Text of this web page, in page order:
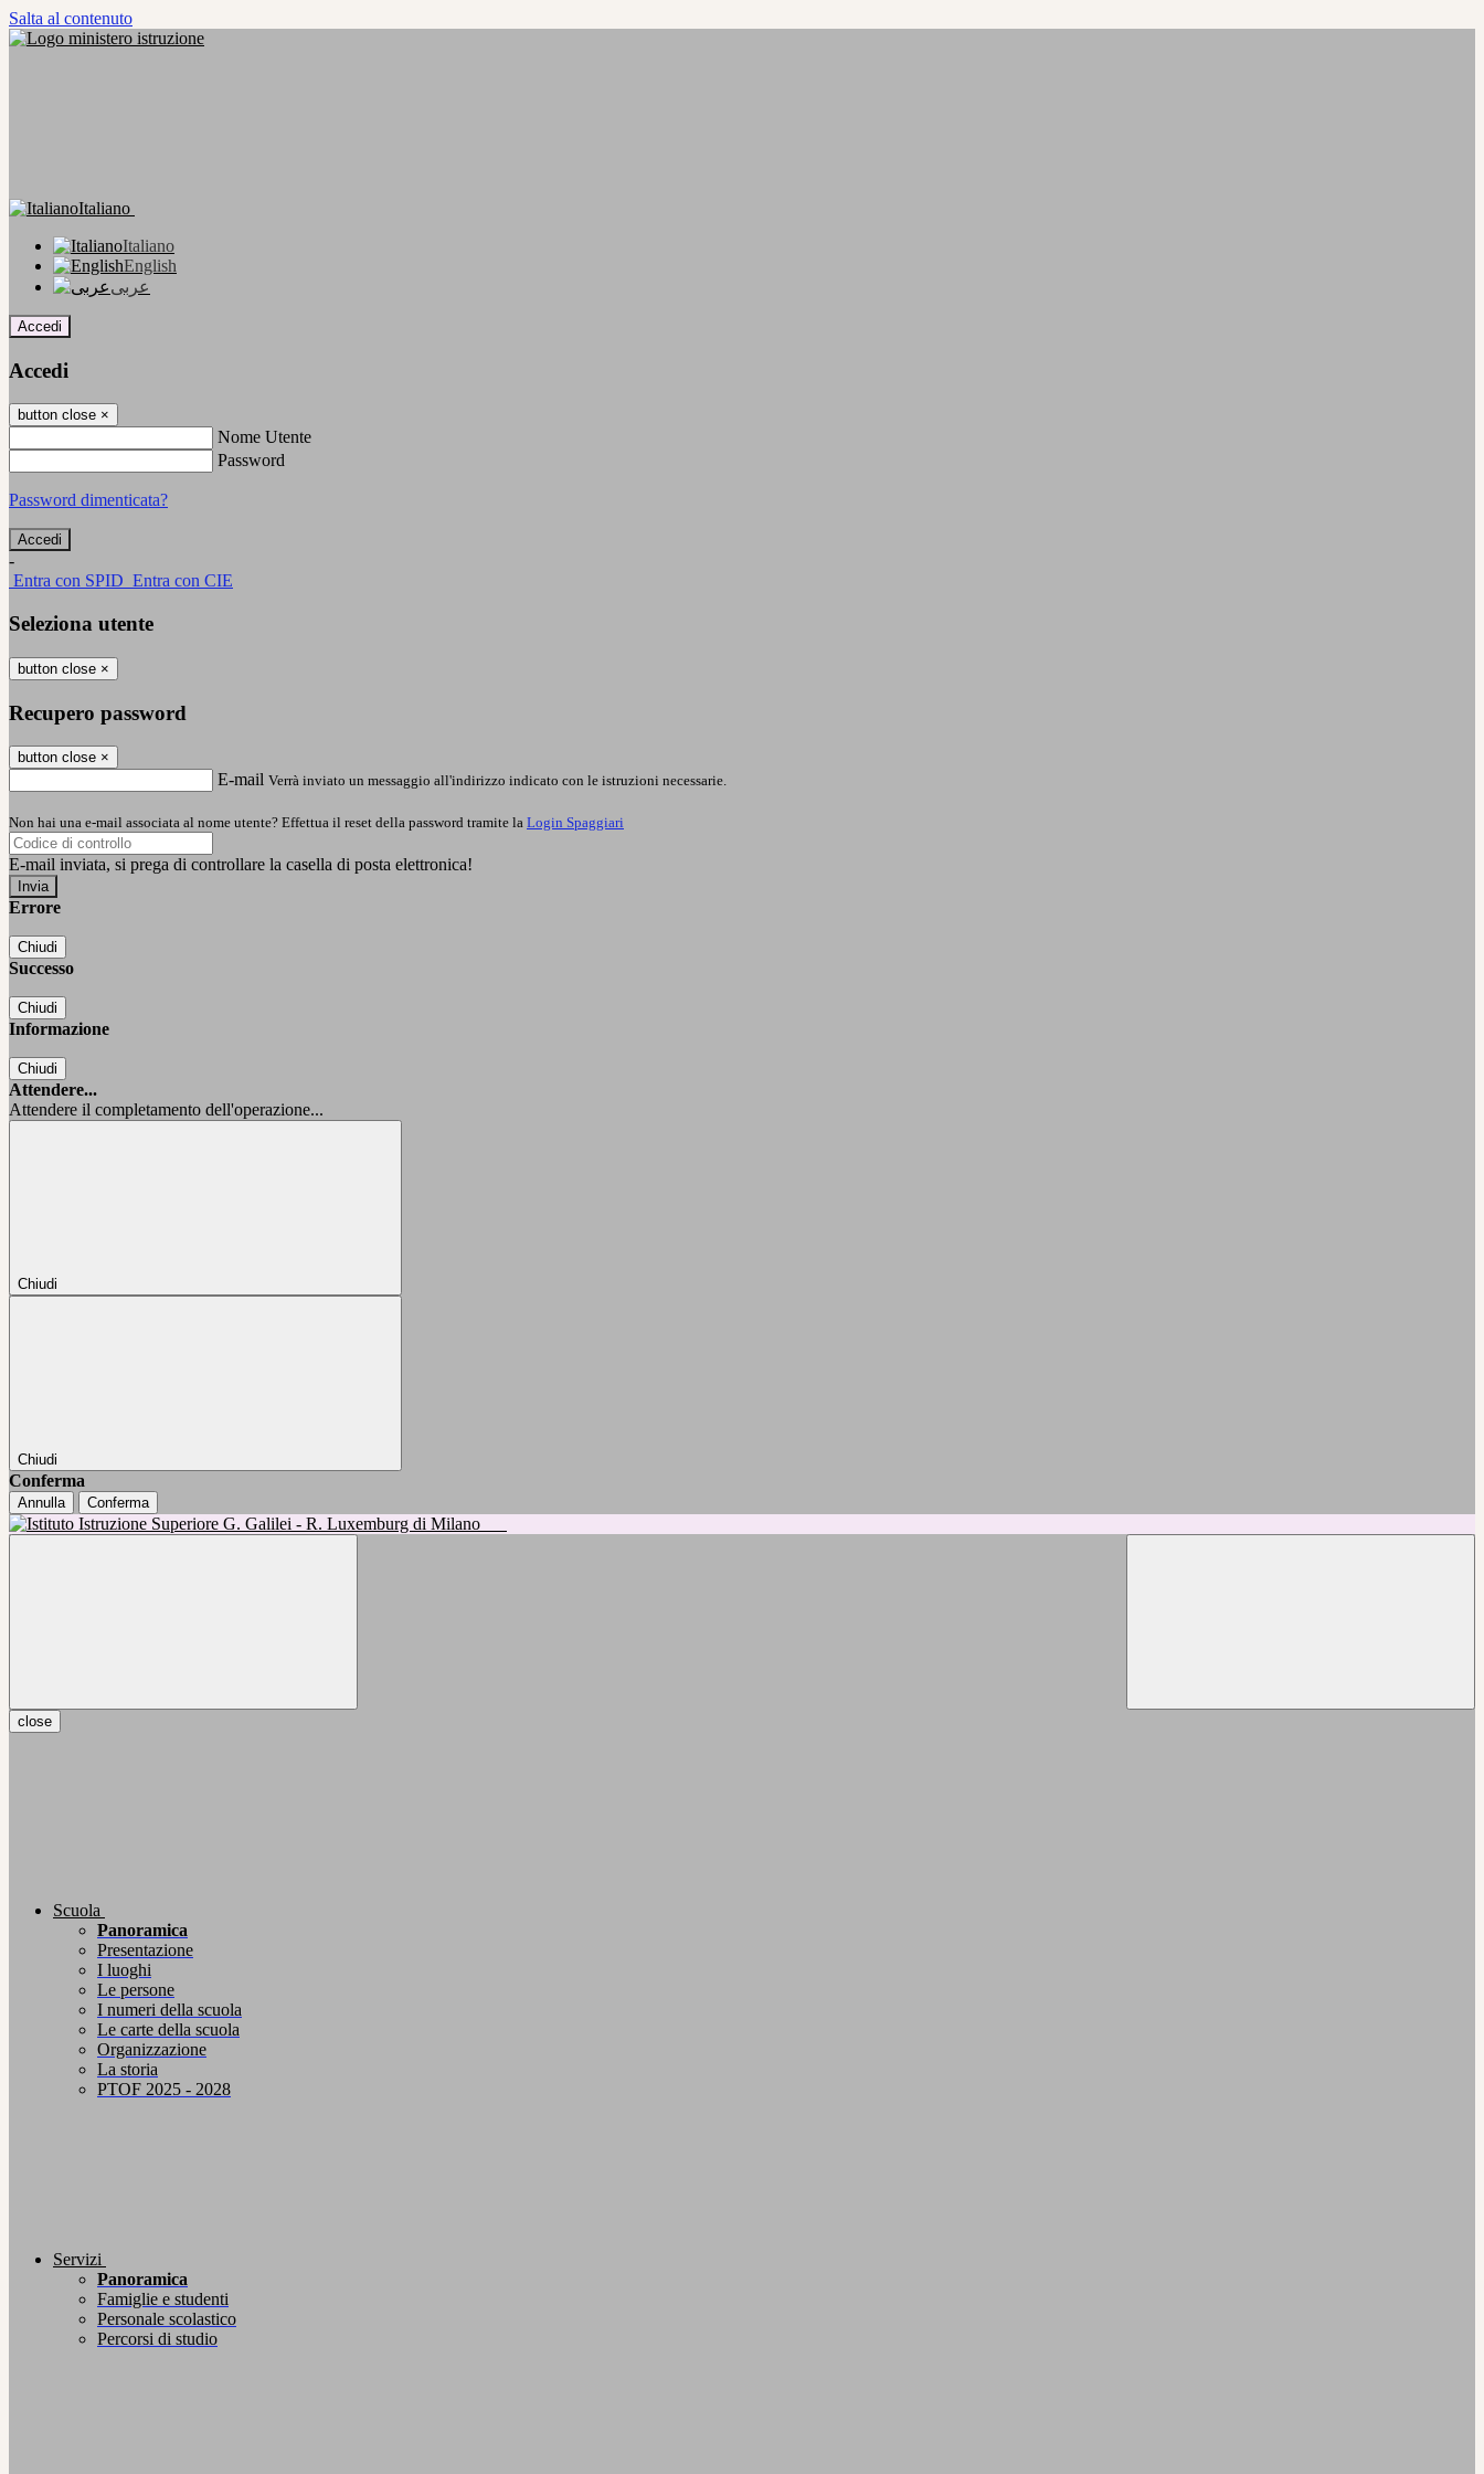
Salta al contenuto
Italiano
Italiano
English
عربى
Accedi
Accedi
button close ×
Nome Utente
Password
Password dimenticata?
-
Entra con SPID Entra con CIE
Seleziona utente
button close ×
Recupero password
button close ×
E-mail Verrà inviato un messaggio all'indirizzo indicato con le istruzioni necessarie.
Non hai una e-mail associata al nome utente? Effettua il reset della password tramite la Login Spaggiari
E-mail inviata, si prega di controllare la casella di posta elettronica!
Errore
Chiudi
Successo
Chiudi
Informazione
Chiudi
Attendere...
Attendere il completamento dell'operazione...
Chiudi
Chiudi
Conferma
Annulla Conferma
close
Scuola
Panoramica
Presentazione
I luoghi
Le persone
I numeri della scuola
Le carte della scuola
Organizzazione
La storia
PTOF 2025 - 2028
Servizi
Panoramica
Famiglie e studenti
Personale scolastico
Percorsi di studio